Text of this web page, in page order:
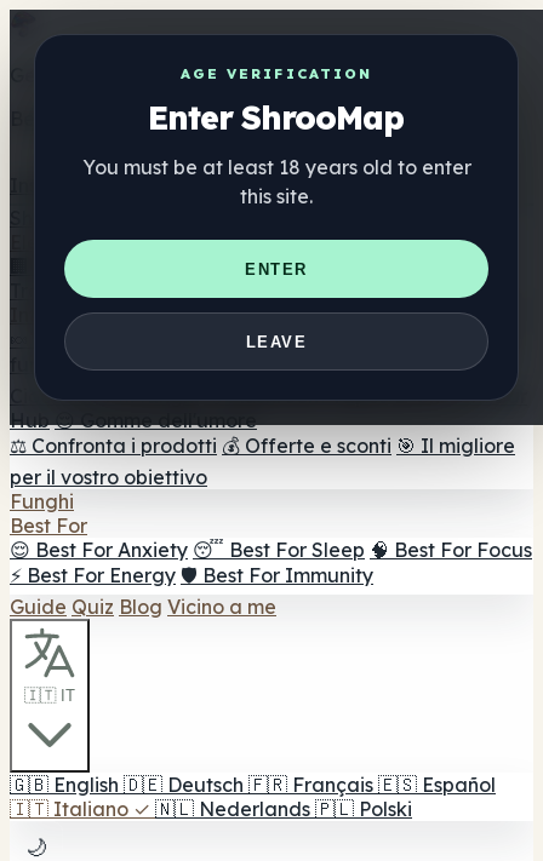
AGE VERIFICATION
Enter ShrooMap
You must be at least 18 years old to enter
this site.
ENTER
LEAVE
Get the ShrooMap app
Better than mobile web — one tap away
Elenco
🏢 Elenco dei marchi
📍 Trova il negozio di testa
Trova il negozio intelligente
🛒 Negozi di teste online
Integratori
🍬 Gomme ai funghi
💊 Capsule di funghi
💧 Tinture di
🫙 Polveri di funghi ☕ Caffè ai funghi 🍫
Cioccolato ai funghi 💨 Mushroom Vapes 🍫 Shroom Bar
Hub 😌 Gomme dell'umore
⚖️ Confronta i prodotti 💰 Offerte e sconti 🎯 Il migliore
per il vostro obiettivo
Funghi
Best For
😌 Best For Anxiety 😴 Best For Sleep 🧠 Best For Focus
⚡ Best For Energy 🛡️ Best For Immunity
Guide Quiz Blog Vicino a me
🇮🇹 IT
🇬🇧 English 🇩🇪 Deutsch 🇫🇷 Français 🇪🇸 Español
🇮🇹 Italiano ✓ 🇳🇱 Nederlands 🇵🇱 Polski
🌙